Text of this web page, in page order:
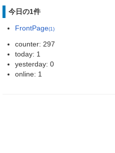
今日の1件
FrontPage(1)
counter: 297
today: 1
yesterday: 0
online: 1